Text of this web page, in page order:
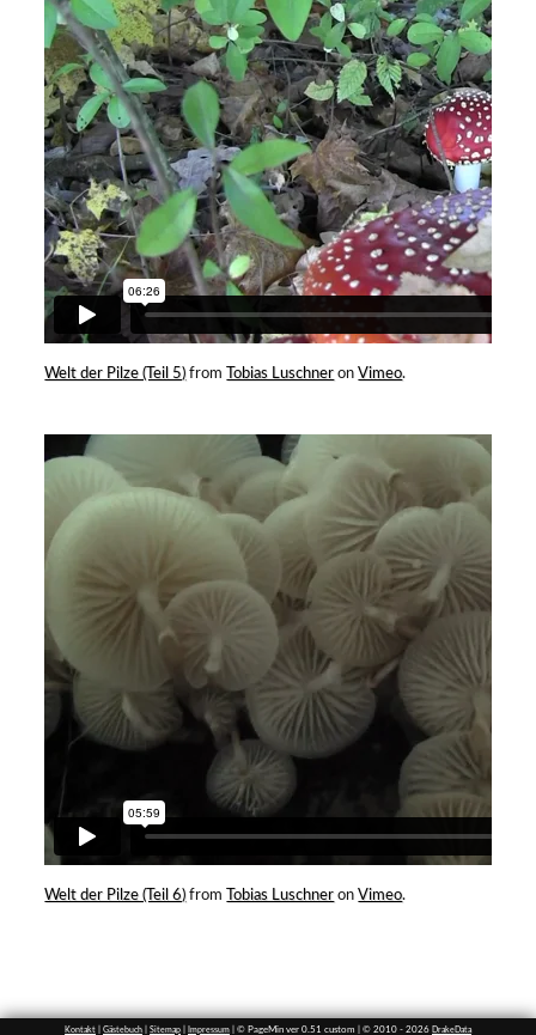
Welt der Pilze (Teil 5)from Tobias Luschner on Vimeo.
Welt der Pilze (Teil 6)from Tobias Luschner on Vimeo.
Kontakt Gästebuch Sitemap Impressum | © PageMin ver 0.51 custom | © 2010 - 2026 DrakeData